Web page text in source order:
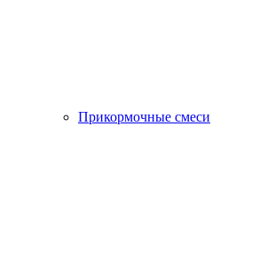
Прикормочные смеси